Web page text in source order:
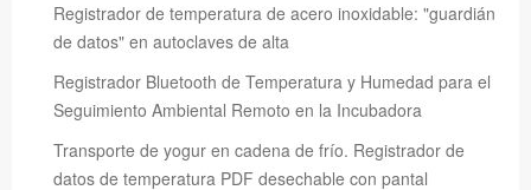
Registrador de temperatura de acero inoxidable: "guardián
de datos" en autoclaves de alta
Registrador Bluetooth de Temperatura y Humedad para el
Seguimiento Ambiental Remoto en la Incubadora
Transporte de yogur en cadena de frío. Registrador de
datos de temperatura PDF desechable con pantal